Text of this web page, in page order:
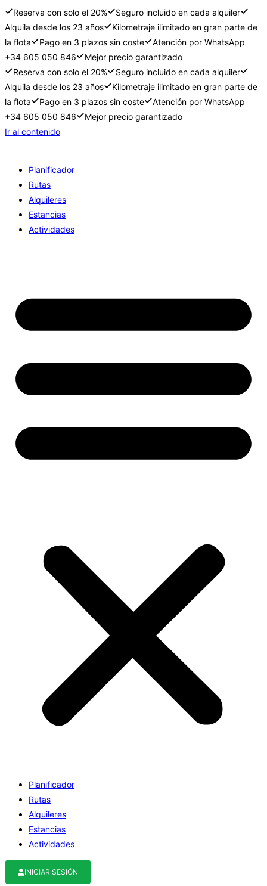
Reserva con solo el 20%
Seguro incluido en cada alquiler
Alquila desde los 23 años
Kilometraje ilimitado en gran parte de
la flota
Pago en 3 plazos sin coste
Atención por WhatsApp
+34 605 050 846
Mejor precio garantizado
Reserva con solo el 20%
Seguro incluido en cada alquiler
Alquila desde los 23 años
Kilometraje ilimitado en gran parte de
la flota
Pago en 3 plazos sin coste
Atención por WhatsApp
+34 605 050 846
Mejor precio garantizado
Ir al contenido
Planificador
Rutas
Alquileres
Estancias
Actividades
Planificador
Rutas
Alquileres
Estancias
Actividades
INICIAR SESIÓN